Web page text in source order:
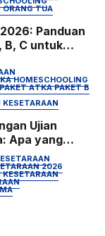
ORANG TUA
Panduan
B, C untuk
Peserta
HOMESCHOOLING
ATKA PAKET B
Ujian
Apa yang
2026